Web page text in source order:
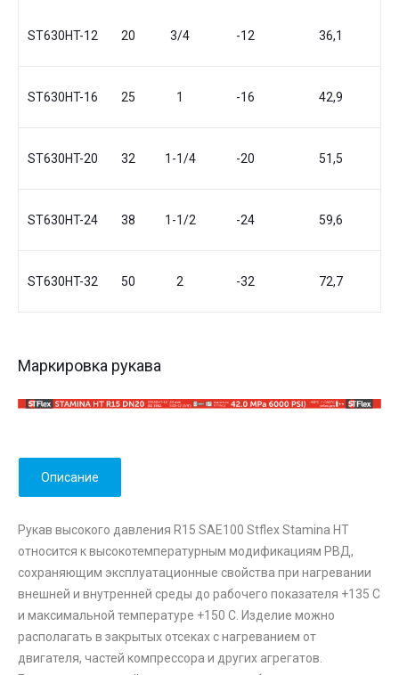
ST630HT-12 20 3/4 -12 36,1
ST630HT-16 25 1 -16 42,9
ST630HT-20 32 1-1/4 -20 51,5
ST630HT-24 38 1-1/2 -24 59,6
ST630HT-32 50 2 -32 72,7
Маркировка рукава
Описание
Рукав высокого давления R15 SAE100 Stflex Stamina HT
относится к высокотемпературным модификациям РВД,
сохраняющим эксплуатационные свойства при нагревании
внешней и внутренней среды до рабочего показателя +135 С
и максимальной температуре +150 С. Изделие можно
располагать в закрытых отсеках с нагреванием от
двигателя, частей компрессора и других агрегатов.